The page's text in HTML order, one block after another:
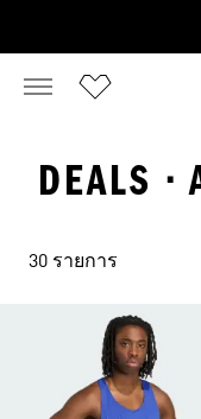
DEALS ·
30 รายการ